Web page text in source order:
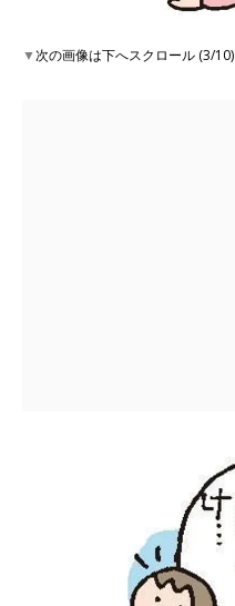
▼次の画像は下へスクロール (3/10)